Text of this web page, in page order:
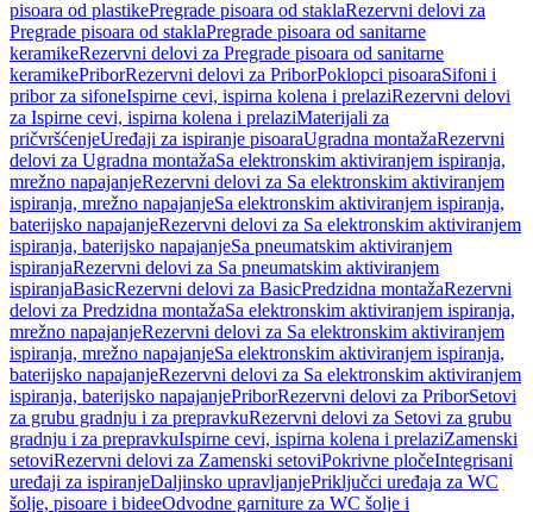
pisoara od plastikePregrade pisoara od staklaRezervni delovi za
Pregrade pisoara od staklaPregrade pisoara od sanitarne
keramikeRezervni delovi za Pregrade pisoara od sanitarne
keramikePriborRezervni delovi za PriborPoklopci pisoaraSifoni i
pribor za sifoneIspirne cevi, ispirna kolena i prelaziRezervni delovi
za Ispirne cevi, ispirna kolena i prelaziMaterijali za
pričvršćenjeUređaji za ispiranje pisoaraUgradna montažaRezervni
delovi za Ugradna montažaSa elektronskim aktiviranjem ispiranja,
mrežno napajanjeRezervni delovi za Sa elektronskim aktiviranjem
ispiranja, mrežno napajanjeSa elektronskim aktiviranjem ispiranja,
baterijsko napajanjeRezervni delovi za Sa elektronskim aktiviranjem
ispiranja, baterijsko napajanjeSa pneumatskim aktiviranjem
ispiranjaRezervni delovi za Sa pneumatskim aktiviranjem
ispiranjaBasicRezervni delovi za BasicPredzidna montažaRezervni
delovi za Predzidna montažaSa elektronskim aktiviranjem ispiranja,
mrežno napajanjeRezervni delovi za Sa elektronskim aktiviranjem
ispiranja, mrežno napajanjeSa elektronskim aktiviranjem ispiranja,
baterijsko napajanjeRezervni delovi za Sa elektronskim aktiviranjem
ispiranja, baterijsko napajanjePriborRezervni delovi za PriborSetovi
za grubu gradnju i za prepravkuRezervni delovi za Setovi za grubu
gradnju i za prepravkuIspirne cevi, ispirna kolena i prelaziZamenski
setoviRezervni delovi za Zamenski setoviPokrivne pločeIntegrisani
uređaji za ispiranjeDaljinsko upravljanjePriključci uređaja za WC
šolje, pisoare i bideeOdvodne garniture za WC šolje i